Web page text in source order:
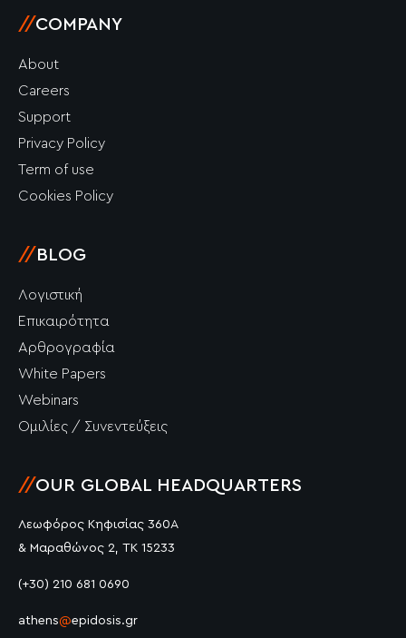
//COMPANY
About
Careers
Support
Privacy Policy
Term of use
Cookies Policy
//BLOG
Λογιστική
Επικαιρότητα
Αρθρογραφία
White Papers
Webinars
Ομιλίες / Συνεντεύξεις
//OUR GLOBAL HEADQUARTERS
Λεωφόρος Κηφισίας 360Α
& Μαραθώνος 2, ΤΚ 15233
(+30) 210 681 0690
athens@epidosis.gr